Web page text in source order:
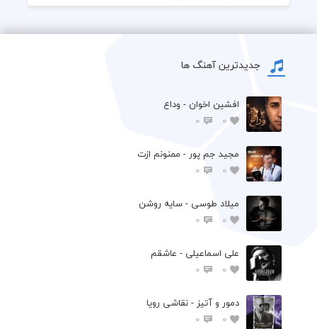
جدیدترین آهنگ ها
افشين اخوان - وداع
0
0
مجید جم پور - ممنونم ازت
0
0
میلاد طوسی - سایه روشن
0
0
علی اسماعیلی - عاشقم
0
0
دمور و آتیز - نقاشی رویا
0
0